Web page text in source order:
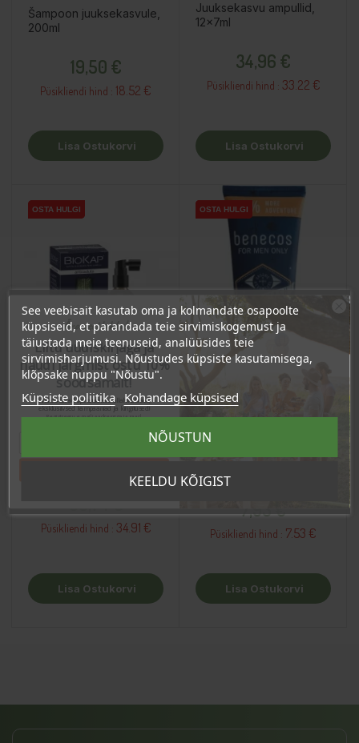
Šampoon juuksekasvule,
200ml
19,50 €
Püsikliendi hind : 18.52 €
Lisa Ostukorvi
Juuksekasvu ampullid,
12x7ml
34,96 €
Püsikliendi hind : 33.22 €
Lisa Ostukorvi
OSTA HULGI
OSTA HULGI
Püsikliendi hind : 34.91 €
Lisa Ostukorvi
OSTA HULGI
OSTA HULGI
OSTA HULGI
Dušigeel meestele 3in1,
7,93 €
Püsikliendi hind : 7.53 €
Lisa Ostukorvi
See veebisait kasutab oma ja kolmandate osapoolte
küpsiseid, et parandada teie sirvimiskogemust ja
täiustada meie teenuseid, analüüsides teie
sirvimisharjumusi. Nõustudes küpsiste kasutamisega,
klõpsake nuppu "Nõustu".
Küpsiste poliitika Kohandage küpsised
KEELDU KÕIGIST
NÕUSTUN
Ära veel lahku!
Liitu uudiskirjaga ja
naudi järgmist ostu 10%
soodsamalt!
Sind ootavad spetsiaalsed allahindlused,
eksklusiivsed kampaaniad ja kingitused!
Registreeru e-maili aadressiga ja saad